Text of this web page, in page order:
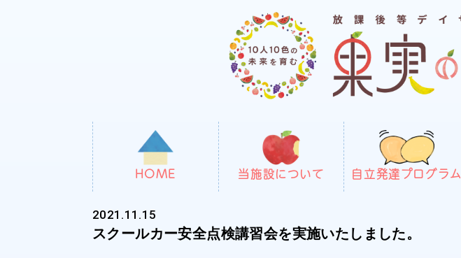
HOME 当施設について 自立発達プログラム
2021.11.15
スクールカー安全点検講習会を実施いたしました。